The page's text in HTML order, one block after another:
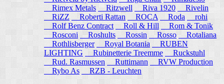
Rimex Metals
Ritzwell Riva 1920
Rivelin
RiZZ
Roberti Rattan ROCA Roda
rohi
Rolf Benz Contract
Roll & Hill
Rom & Tonik
Rosconi Roshults Rossin Rosso
Rotaliana
Rothlisberger
Royal Botania
RUBEN
LIGHTING
Rubinetterie Treemme
Ruckstuhl
Rud. Rasmussen
Ruttimann
RVW Production
Rybo As
RZB - Leuchten